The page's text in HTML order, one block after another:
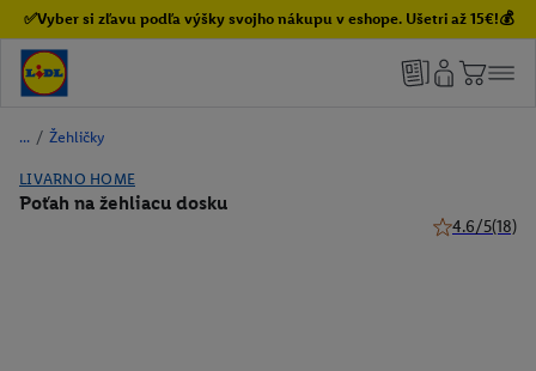
✅Vyber si zľavu podľa výšky svojho nákupu v eshope. Ušetri až 15€!💰
/ Žehličky
LIVARNO HOME
Poťah na žehliacu dosku
4.6/5(18)